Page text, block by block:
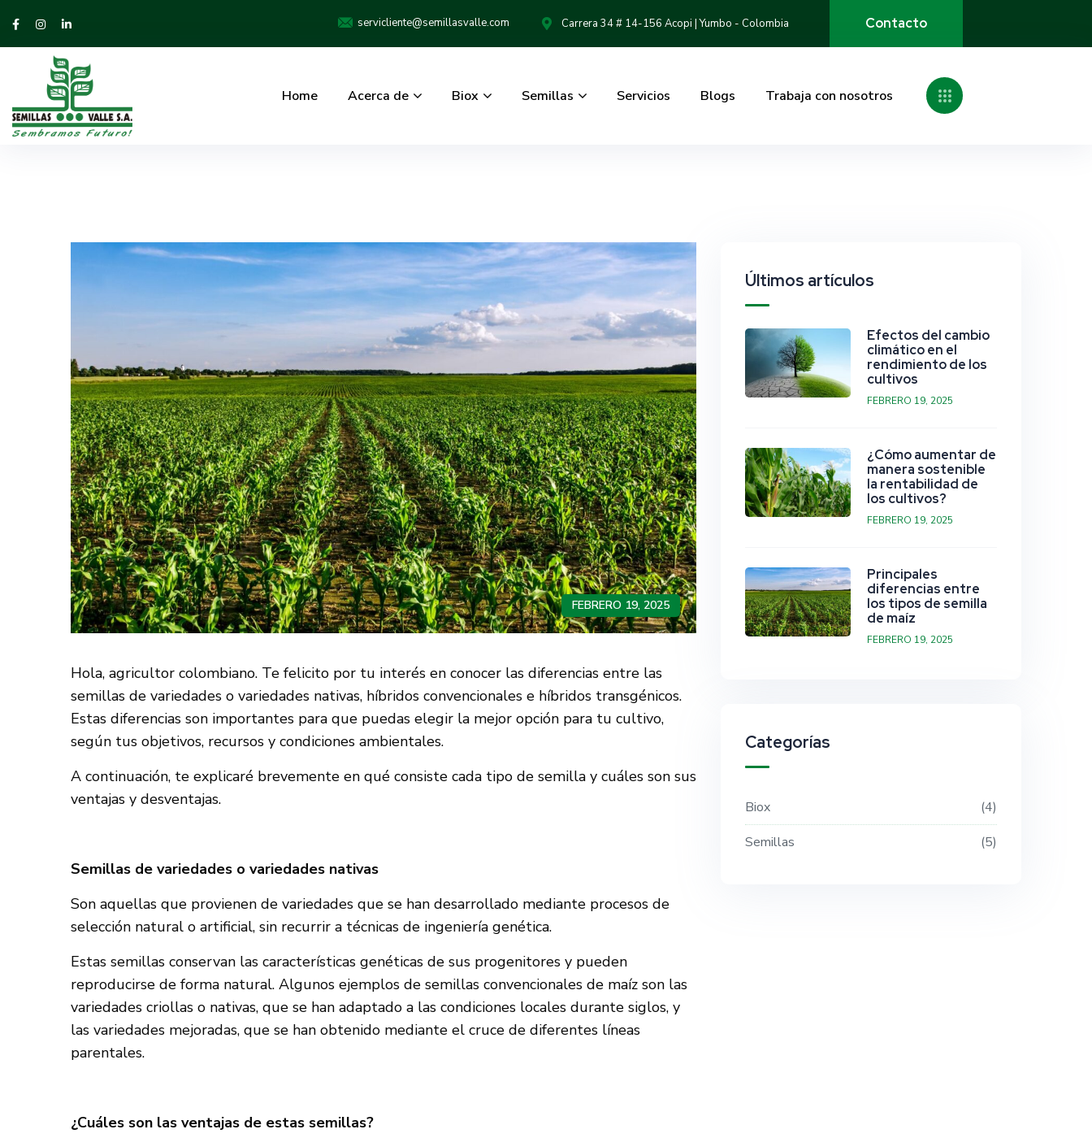
servicliente@semillasvalle.com Carrera 34 # 14-156 Acopi | Yumbo - Colombia
Home Acerca de Biox Semillas Servicios Blogs Trabaja con nosotros
FEBRERO 19, 2025
Hola, agricultor colombiano. Te felicito por tu interés en conocer las diferencias entre las
semillas de variedades o variedades nativas, híbridos convencionales e híbridos transgénicos.
Estas diferencias son importantes para que puedas elegir la mejor opción para tu cultivo,
según tus objetivos, recursos y condiciones ambientales.
A continuación, te explicaré brevemente en qué consiste cada tipo de semilla y cuáles son sus
ventajas y desventajas.
Semillas de variedades o variedades nativas
Son aquellas que provienen de variedades que se han desarrollado mediante procesos de
selección natural o artificial, sin recurrir a técnicas de ingeniería genética.
Estas semillas conservan las características genéticas de sus progenitores y pueden
reproducirse de forma natural. Algunos ejemplos de semillas convencionales de maíz son las
variedades criollas o nativas, que se han adaptado a las condiciones locales durante siglos, y
las variedades mejoradas, que se han obtenido mediante el cruce de diferentes líneas
parentales.
¿Cuáles son las ventajas de estas semillas?
Últimos artículos
Efectos del cambio
climático en el
rendimiento de los
cultivos
FEBRERO 19, 2025
¿Cómo aumentar de
manera sostenible
la rentabilidad de
los cultivos?
FEBRERO 19, 2025
Principales
diferencias entre
los tipos de semilla
de maíz
FEBRERO 19, 2025
Categorías
Biox
4
Semillas
5